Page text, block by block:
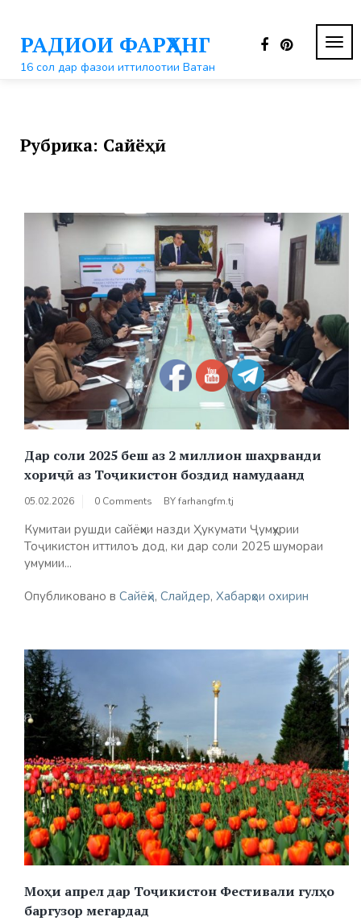
контентуРАДИОИ ФАРҲАНГ
16 сол дар фазои иттилоотии Ватан
Рубрика: Сайёҳӣ
Дар соли 2025 беш аз 2 миллион шаҳрванди
хориҷӣ аз Тоҷикистон боздид намудаанд
05.02.2026 0 Comments BYfarhangfm.tj
Кумитаи рушди сайёҳии назди Ҳукумати Ҷумҳурии
Тоҷикистон иттилоъ дод, ки дар соли 2025 шумораи
умумии...
Опубликовано в Сайёҳӣ, Слайдер, Хабарҳои охирин
Моҳи апрел дар Тоҷикистон Фестивали гулҳо
баргузор мегардад